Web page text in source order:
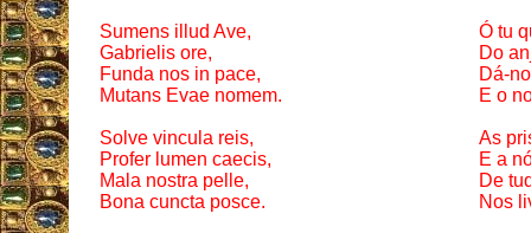
Sumens illud Ave,
Gabrielis ore,
Funda nos in pace,
Mutans Evae nomem.
Solve vincula reis,
Profer lumen caecis,
Mala nostra pelle,
Bona cuncta posce.
Ó tu
Do
Dá-
E o
As
E a
De
Nos